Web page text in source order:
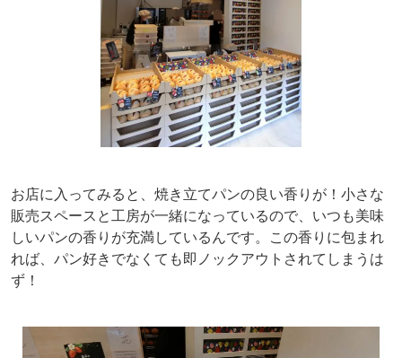
お店に入ってみると、焼き立てパンの良い香りが！小さな
販売スペースと工房が一緒になっているので、いつも美味
しいパンの香りが充満しているんです。この香りに包まれ
れば、パン好きでなくても即ノックアウトされてしまうは
ず！